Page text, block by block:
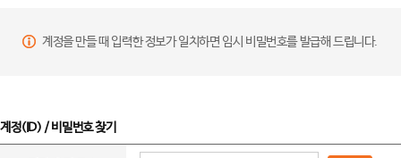
계정을 만들 때 입력한 정보가 일치하면 임시 비밀번호를 발급해 드립니다.
계정(ID) / 비밀번호 찾기